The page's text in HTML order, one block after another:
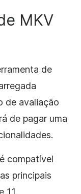
MKV
de
de avaliação
de pagar uma
compatível
principais
11.